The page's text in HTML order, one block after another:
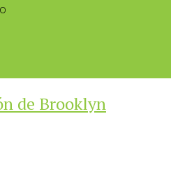
de Brooklyn